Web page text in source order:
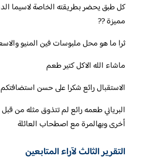
كل طبق يحضر بطريقته الخاصة لاسيما
مميزة ??
ثرا ما هو محل ملبوسات فين المنيو
ماشاء الله الاكل كتير طعم
الاستقبال رائع شكرا على حسن استضافتكم
البرياني طعمه رائع لم تتذوق مثله من قبل
أخرى وبهالمرة مع اصطحاب العائلة
التقرير الثالث لآراء المتابعين